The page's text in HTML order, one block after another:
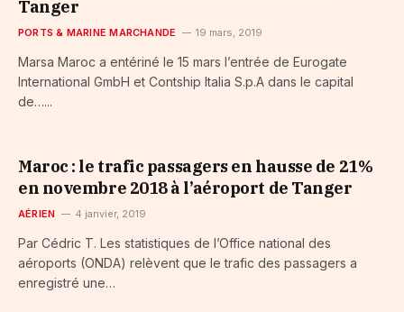
Tanger
PORTS & MARINE MARCHANDE 19 mars, 2019
Marsa Maroc a entériné le 15 mars l’entrée de Eurogate
International GmbH et Contship Italia S.p.A dans le capital
de…...
Maroc : le trafic passagers en hausse de 21%
en novembre 2018 à l’aéroport de Tanger
AÉRIEN 4 janvier, 2019
Par Cédric T. Les statistiques de l’Office national des
aéroports (ONDA) relèvent que le trafic des passagers a
enregistré une…